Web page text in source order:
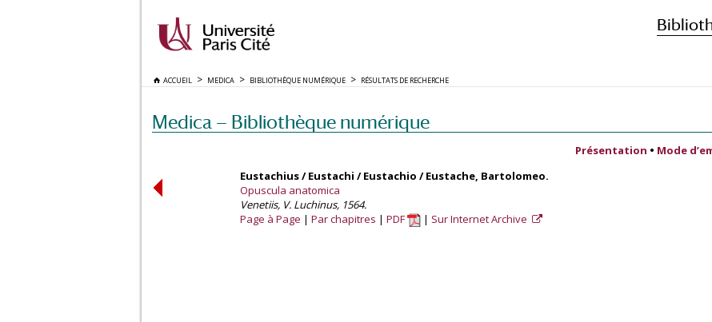
ACCUEIL MEDICA BIBLIOTHÈQUE NUMÉRIQUE RÉSULTATS DE RECHERCHE
Medica — Bibliothèque numérique
Présentation • Mode
Eustachius / Eustachi / Eustachio / Eustache, Bartolomeo.
Opuscula anatomica
Venetiis, V. Luchinus, 1564.
Page à Page
Par chapitres PDF Sur Internet Archive